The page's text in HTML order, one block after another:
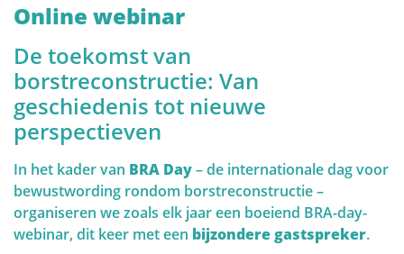
Genetische factoren
Het belang van screening en
zelfonderzoek
Diagnose
Online webinar
De toekomst van
borstreconstructie: Van
geschiedenis tot nieuwe
perspectieven
In het kader van BRA Day– de internationale dag voor
bewustwording rondom borstreconstructie –
organiseren we zoals elk jaar een boeiend BRA-day-
webinar, dit keer met een bijzondere gastspreker.